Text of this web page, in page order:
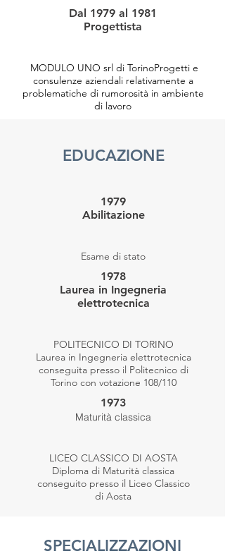
Dal 1979 al 1981
Progettista
MODULO UNO srl di TorinoProgetti e
consulenze aziendali relativamente a
problematiche di rumorosità in ambiente
di lavoro
EDUCAZIONE
1979
Abilitazione
Esame di stato
1978
Laurea in Ingegneria
elettrotecnica
POLITECNICO DI TORINO
Laurea in Ingegneria elettrotecnica
conseguita presso il Politecnico di
Torino con votazione 108/110
1973
Maturità classica
LICEO CLASSICO DI AOSTA
Diploma di Maturità classica
conseguito presso il Liceo Classico
di Aosta
SPECIALIZZAZIONI